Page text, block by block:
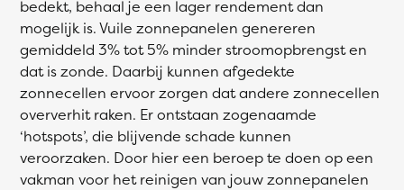
bedekt, behaal je een lager rendement dan
mogelijk is. Vuile zonnepanelen genereren
gemiddeld 3% tot 5% minder stroomopbrengst en
dat is zonde. Daarbij kunnen afgedekte
zonnecellen ervoor zorgen dat andere zonnecellen
oververhit raken. Er ontstaan zogenaamde
‘hotspots’, die blijvende schade kunnen
veroorzaken. Door hier een beroep te doen op een
vakman voor het reinigen van jouw zonnepanelen